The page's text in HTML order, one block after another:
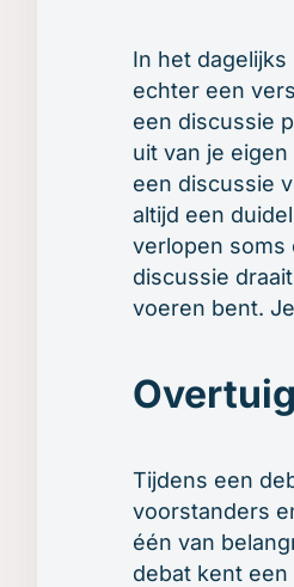
In het
echter een
een discussie
uit van je
een discussie
altijd een
verlopen soms
discussie
voeren bent.
Tijdens een
voorstanders
één van
debat kent